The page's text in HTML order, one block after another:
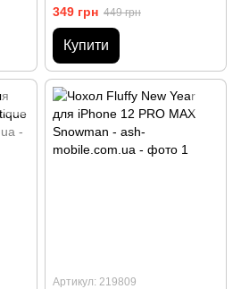
349 грн 449 грн
Купити
Артикул: 219809